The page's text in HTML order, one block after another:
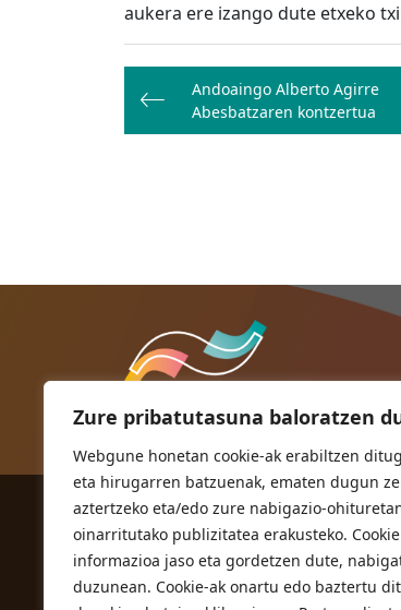
Zure pribatutasuna baloratzen
Webgune honetan cookie-ak erabiltzen
eta hirugarren batzuenak, ematen dugun
aztertzeko eta/edo zure nabigazio-
oinarritutako publizitatea erakusteko.
informazioa jaso eta gordetzen dute,
duzunean. Cookie-ak onartu edo baztertu
aukera ere izango dute etxeko
Bidalketetan
zehar
nabigatu
Andoaingo Alberto Agirre
Abesbatzaren kontzertua
ORIOKO UDALA
Herriko plaza,1
20810 Orio (Gipuzkoa)
T. 943 83 03 46